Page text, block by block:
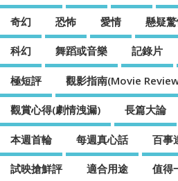
奇幻 恐怖 愛情 懸疑
科幻 舞蹈或音樂 記錄片
極短評 觀影指南(Movie
觀賞心得(劇情洩漏) 長篇大論
本週首輪 每週真心話 百事
試映搶鮮評 適合用途 值得